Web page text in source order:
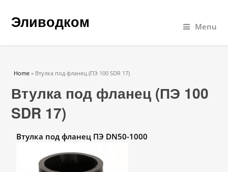
Эливодком Menu
You are here
Home » Втулка под фланец (ПЭ 100 SDR 17)
Втулка под фланец (ПЭ 100
SDR 17)
Втулка под фланец ПЭ DN50-1000